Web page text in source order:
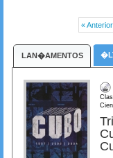
« Anterior
LAN�AMENTOS